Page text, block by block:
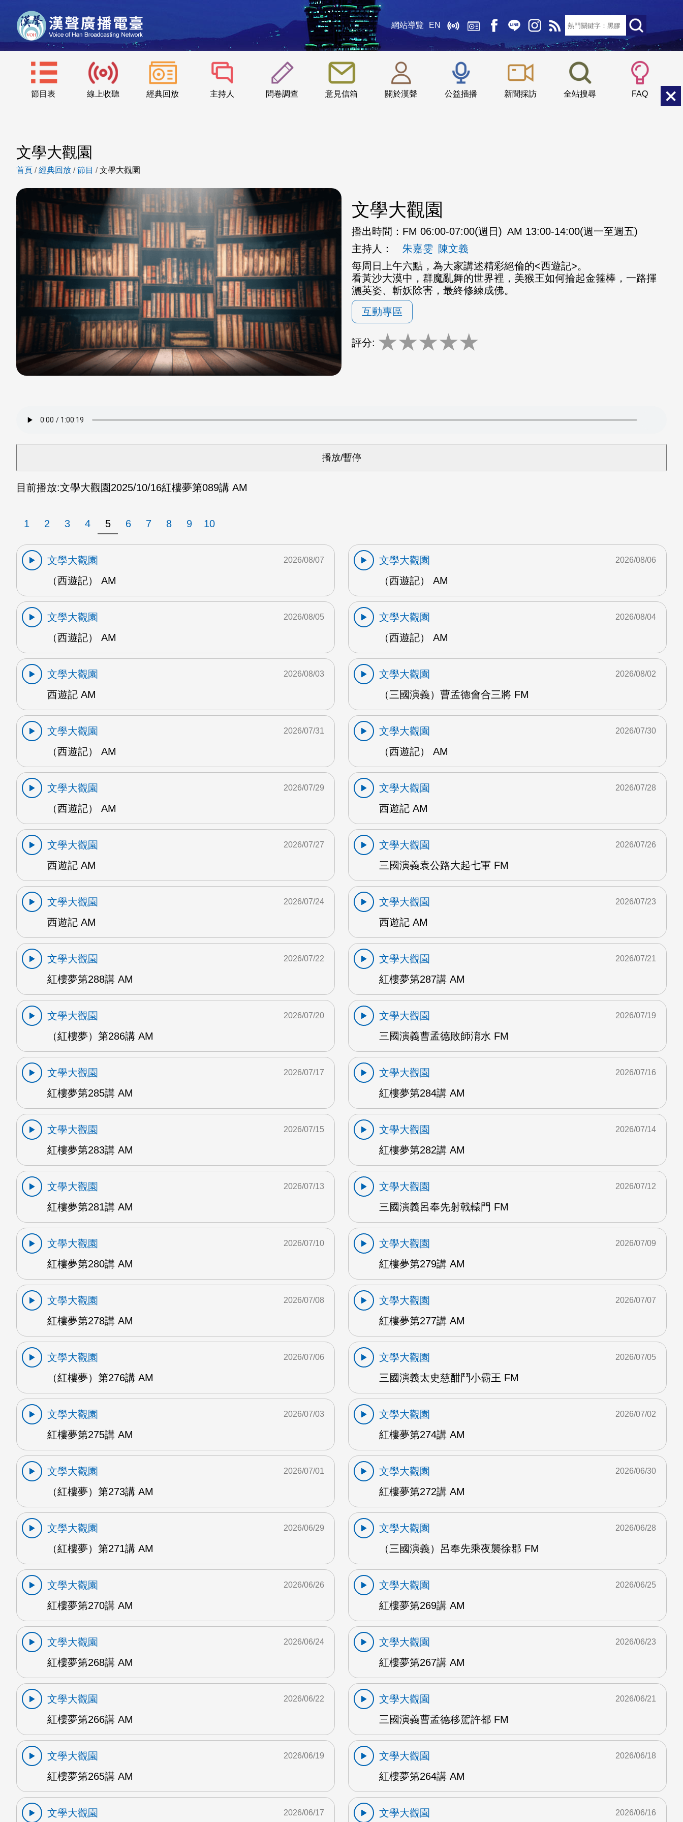
網站導覽 EN
節目表 線上收聽 經典回放 主持人 問卷調查 意見信箱 關於漢聲 公益插播 新聞採訪 全站搜尋 FAQ
::: 小 中
文學大觀園
首頁 /經典回放 /節目 /文學大觀園
文學大觀園
播出時間： FM 06:00-07:00(週日) AM 13:00-14:00(週一至週五)
主持人：
朱嘉雯 陳文義
每周日上午六點，為大家講述精彩絕倫的<西遊記>。
看黃沙大漠中，群魔亂舞的世界裡，美猴王如何掄起金箍棒，一路揮
灑英姿、斬妖除害，最終修練成佛。
互動專區
評分: ★★★★★
目前播放:文學大觀園2025/10/16紅樓夢第089講 AM
1 2 3 4 5 6 7 8 9 10
文學大觀園
（西遊記） AM
2026/08/07
文學大觀園
（西遊記） AM
2026/08/06
文學大觀園
（西遊記） AM
2026/08/05
文學大觀園
（西遊記） AM
2026/08/04
文學大觀園
西遊記 AM
2026/08/03
文學大觀園
（三國演義）曹孟德會合三將 FM
2026/08/02
文學大觀園
（西遊記） AM
2026/07/31
文學大觀園
（西遊記） AM
2026/07/30
文學大觀園
（西遊記） AM
2026/07/29
文學大觀園
西遊記 AM
2026/07/28
文學大觀園
西遊記 AM
2026/07/27
文學大觀園
三國演義袁公路大起七軍 FM
2026/07/26
文學大觀園
西遊記 AM
2026/07/24
文學大觀園
西遊記 AM
2026/07/23
文學大觀園
紅樓夢第288講 AM
2026/07/22
文學大觀園
紅樓夢第287講 AM
2026/07/21
文學大觀園
（紅樓夢）第286講 AM
2026/07/20
文學大觀園
三國演義曹孟德敗師淯水 FM
2026/07/19
文學大觀園
紅樓夢第285講 AM
2026/07/17
文學大觀園
紅樓夢第284講 AM
2026/07/16
文學大觀園
紅樓夢第283講 AM
2026/07/15
文學大觀園
紅樓夢第282講 AM
2026/07/14
文學大觀園
紅樓夢第281講 AM
2026/07/13
文學大觀園
三國演義呂奉先射戟轅門 FM
2026/07/12
文學大觀園
紅樓夢第280講 AM
2026/07/10
文學大觀園
紅樓夢第279講 AM
2026/07/09
文學大觀園
紅樓夢第278講 AM
2026/07/08
文學大觀園
紅樓夢第277講 AM
2026/07/07
文學大觀園
（紅樓夢）第276講 AM
2026/07/06
文學大觀園
三國演義太史慈酣鬥小霸王 FM
2026/07/05
文學大觀園
紅樓夢第275講 AM
2026/07/03
文學大觀園
紅樓夢第274講 AM
2026/07/02
文學大觀園
（紅樓夢）第273講 AM
2026/07/01
文學大觀園
紅樓夢第272講 AM
2026/06/30
文學大觀園
（紅樓夢）第271講 AM
2026/06/29
文學大觀園
（三國演義）呂奉先乘夜襲徐郡 FM
2026/06/28
文學大觀園
紅樓夢第270講 AM
2026/06/26
文學大觀園
紅樓夢第269講 AM
2026/06/25
文學大觀園
紅樓夢第268講 AM
2026/06/24
文學大觀園
紅樓夢第267講 AM
2026/06/23
文學大觀園
紅樓夢第266講 AM
2026/06/22
文學大觀園
三國演義曹孟德移駕許都 FM
2026/06/21
文學大觀園
紅樓夢第265講 AM
2026/06/19
文學大觀園
紅樓夢第264講 AM
2026/06/18
文學大觀園 2026/06/17 文學大觀園 2026/06/16